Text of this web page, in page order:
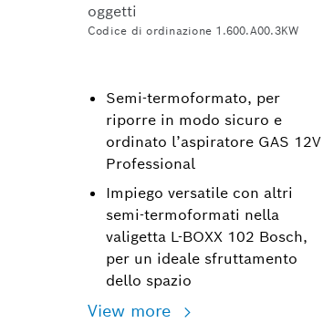
oggetti
Codice di ordinazione 1.600.A00.3KW
Semi-termoformato, per
riporre in modo sicuro e
ordinato l’aspiratore GAS 12V
Professional
Impiego versatile con altri
semi-termoformati nella
valigetta L-BOXX 102 Bosch,
per un ideale sfruttamento
dello spazio
View more